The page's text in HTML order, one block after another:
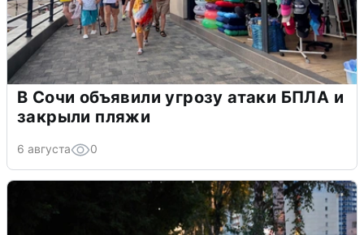
В Сочи объявили угрозу атаки БПЛА и
закрыли пляжи
6 августа 0